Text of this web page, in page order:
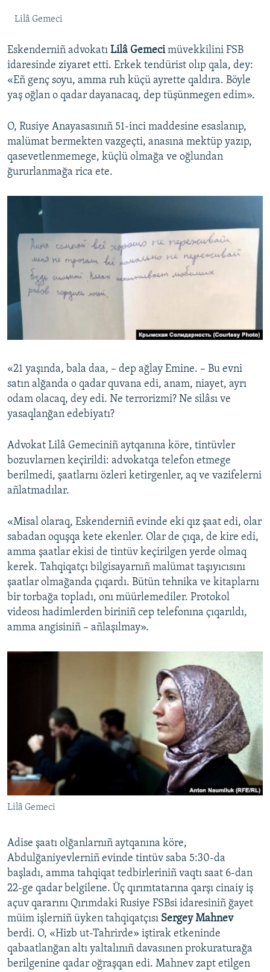
Lilâ Gemeci
Eskenderniñ advokatı Lilâ Gemecimüvekkilini FSB
idaresinde ziyaret etti. Erkek tendürist olıp qala, dey:
«Eñ genç soyu, amma ruh küçü ayrette qaldıra. Böyle
yaş oğlan o qadar dayanacaq, dep tüşünmegen edim».
O, Rusiye Anayasasınıñ 51-inci maddesine esaslanıp,
malümat bermekten vazgeçti, anasına mektüp yazıp,
qasevetlenmemege, küçlü olmağa ve oğlundan
ğururlanmağa rica ete.
«21 yaşında, bala daa, – dep ağlay Emine. – Bu evni
satın alğanda o qadar quvana edi, anam, niayet, ayrı
odam olacaq, dey edi. Ne terrorizmi? Ne silâsı ve
yasaqlanğan edebiyatı?
Advokat Lilâ Gemeciniñ aytqanına köre, tintüvler
bozuvlarnen keçirildi: advokatqa telefon etmege
berilmedi, şaatlarnı özleri ketirgenler, aq ve vazifelerni
añlatmadılar.
«Misal olaraq, Eskenderniñ evinde eki qız şaat edi, olar
sabadan oquşqa kete ekenler. Olar de çıqa, de kire edi,
amma şaatlar ekisi de tintüv keçirilgen yerde olmaq
kerek. Tahqiqatçı bilgisayarnıñ malümat taşıyıcısını
şaatlar olmağanda çıqardı. Bütün tehnika ve kitaplarnı
bir torbağa topladı, onı müürlemediler. Protokol
videosı hadimlerden biriniñ cep telefonına çıqarıldı,
amma angisiniñ – añlaşılmay».
Lilâ Gemeci
Adise şaatı olğanlarnıñ aytqanına köre,
Abdulğaniyevlerniñ evinde tintüv saba 5:30-da
başladı, amma tahqiqat tedbirleriniñ vaqtı saat 6-dan
22-ge qadar belgilene. Üç qırımtatarına qarşı cinaiy iş
açuv qararını Qırımdaki Rusiye FSBsi idaresiniñ ğayet
müim işlerniñ üyken tahqiqatçısı Sergey Mahnev
berdi. O, «Hizb ut-Tahrirde» iştirak etkeninde
qabaatlanğan altı yaltalınıñ davasınen prokuraturağa
berilgenine qadar oğraşqan edi. Mahnev zapt etilgen